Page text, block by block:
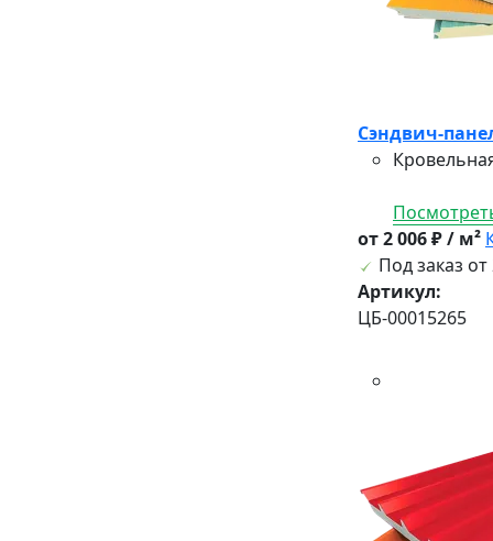
Сэндвич-
от 2 006 ₽ / м²
Под заказ от
Артикул:
ЦБ-00015265